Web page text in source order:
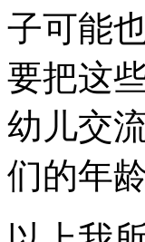
子可能
要把这
幼儿交
们的年